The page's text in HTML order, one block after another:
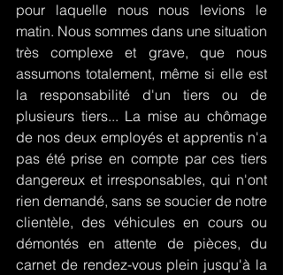
pour laquelle nous nous levions le
matin. Nous sommes dans une situation
très complexe et grave, que nous
assumons totalement, même si elle est
la responsabilité d'un tiers ou de
plusieurs tiers... La mise au chômage
de nos deux employés et apprentis n'a
pas été prise en compte par ces tiers
dangereux et irresponsables, qui n'ont
rien demandé, sans se soucier de notre
clientèle, des véhicules en cours ou
démontés en attente de pièces, du
carnet de rendez-vous plein jusqu'à la